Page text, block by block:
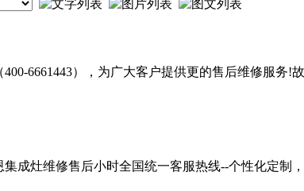
6661443），为广大客户提供更的售后维修服务!
成灶维修售后小时全国统一客服热线--个性化定制